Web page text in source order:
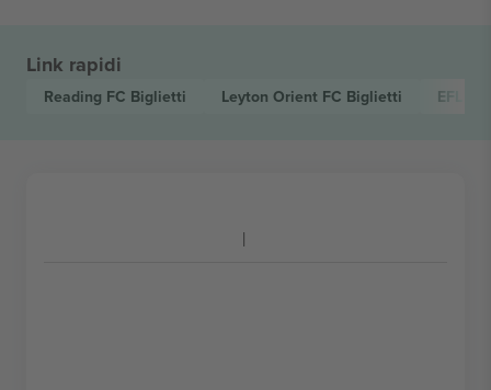
Link rapidi
Reading FC Biglietti Leyton Orient FC Biglietti EFL